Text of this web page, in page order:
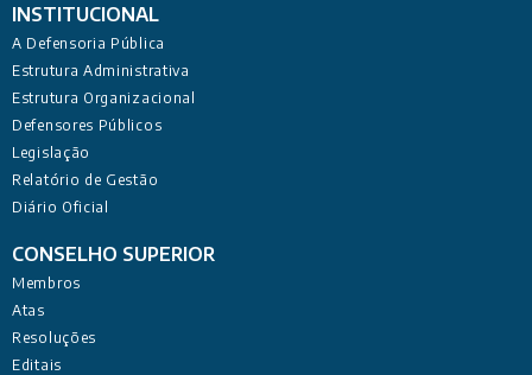
INSTITUCIONAL
A Defensoria Pública
Estrutura Administrativa
Estrutura Organizacional
Defensores Públicos
Legislação
Relatório de Gestão
Diário Oficial
CONSELHO SUPERIOR
Membros
Atas
Resoluções
Editais